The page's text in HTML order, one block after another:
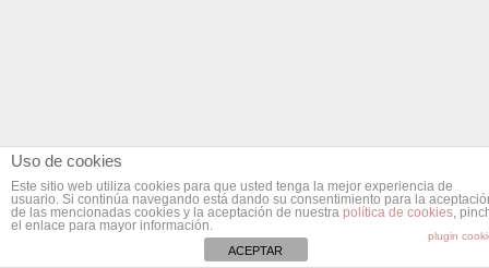
Uso de cookies
Este sitio web utiliza cookies para que usted tenga la mejor experiencia de
usuario. Si continúa navegando está dando su consentimiento para la
de las mencionadas cookies y la aceptación de nuestra política de cookies,
el enlace para mayor información.
plugin
ACEPTAR